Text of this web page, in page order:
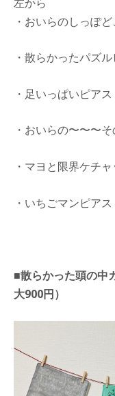
・おいらのしっぽ
・散らかったパズ
・足いっぱいピアス
・おいらの〜〜〜そ
・マヨと限界ケチ
・いちごマンピアス
■散らかった頭の中
大900円）